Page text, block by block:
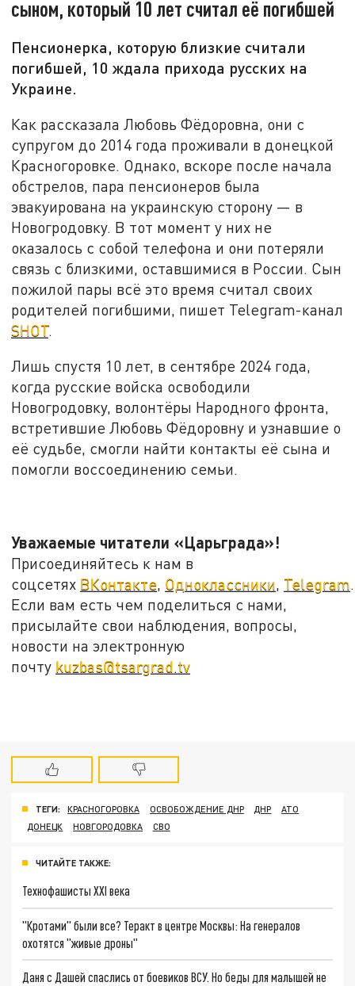
сыном, который 10 лет считал её погибшей
Пенсионерка, которую близкие считали
погибшей, 10 ждала прихода русских на
Украине.
Как рассказала Любовь Фёдоровна, они с
супругом до 2014 года проживали в донецкой
Красногоровке. Однако, вскоре после начала
обстрелов, пара пенсионеров была
эвакуирована на украинскую сторону — в
Новогродовку. В тот момент у них не
оказалось с собой телефона и они потеряли
связь с близкими, оставшимися в России. Сын
пожилой пары всё это время считал своих
родителей погибшими, пишет Telegram-канал
SHOT.
Лишь спустя 10 лет, в сентябре 2024 года,
когда русские войска освободили
Новогродовку, волонтёры Народного фронта,
встретившие Любовь Фёдоровну и узнавшие о
её судьбе, смогли найти контакты её сына и
помогли воссоединению семьи.
Уважаемые читатели «Царьграда»!
Присоединяйтесь к нам в
соцсетях ВКонтакте, Одноклассники, Telegram.
Если вам есть чем поделиться с нами,
присылайте свои наблюдения, вопросы,
новости на электронную
почту kuzbas@tsargrad.tv
ТЕГИ: КРАСНОГОРОВКА ОСВОБОЖДЕНИЕ ДНР ДНР
АТО
ДОНЕЦК
НОВГОРОДОВКА СВО
ЧИТАЙТЕ ТАКЖЕ:
Технофашисты XXI века
"Кротами" были все? Теракт в центре Москвы: На генералов
охотятся "живые дроны"
Даня с Дашей спаслись от боевиков ВСУ. Но беды для малышей не